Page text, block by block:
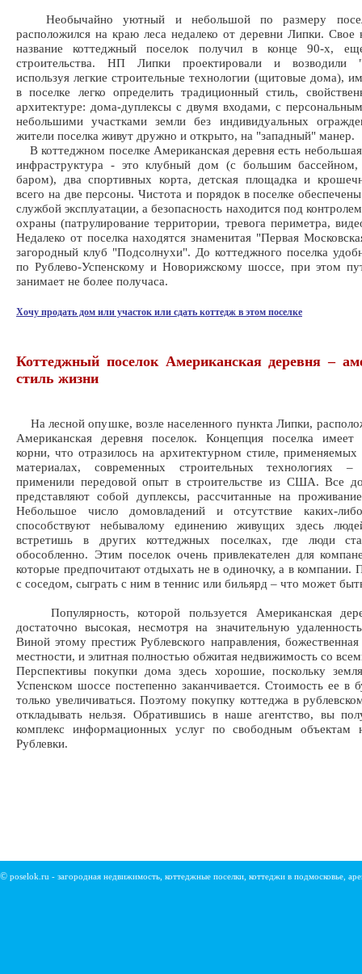
Необычайно уютный и небольшой по размеру
расположился на краю леса недалеко от деревни Липки. Свое
название коттеджный поселок получил в конце 90-х,
строительства. НП Липки проектировали и возводили
используя легкие строительные технологии (щитовые дома),
в поселке легко определить традиционный стиль,
архитектуре: дома-дуплексы с двумя входами, с
небольшими участками земли без индивидуальных
жители поселка живут дружно и открыто, на "западный" манер.
В коттеджном поселке Американская деревня есть
инфраструктура - это клубный дом (с большим
баром), два спортивных корта, детская площадка и
всего на две персоны. Чистота и порядок в поселке
службой эксплуатации, а безопасность находится под
охраны (патрулирование территории, тревога периметра,
Недалеко от поселка находятся знаменитая "Первая
загородный клуб "Подсолнухи". До коттеджного поселка
по Рублево-Успенскому и Новорижскому шоссе, при этом
занимает не более получаса.
Хочу продать дом или участок или сдать коттедж в этом поселке
Коттеджный поселок Американская деревня –
стиль жизни
На лесной опушке, возле населенного пункта Липки,
Американская деревня поселок. Концепция поселка имеет
корни, что отразилось на архитектурном стиле, применяемых
материалах, современных строительных технологиях –
применили передовой опыт в строительстве из США. Все
представляют собой дуплексы, рассчитанные на
Небольшое число домовладений и отсутствие каких-
способствуют небывалому единению живущих здесь
встретишь в других коттеджных поселках, где люди
обособленно. Этим поселок очень привлекателен для
которые предпочитают отдыхать не в одиночку, а в компании.
с соседом, сыграть с ним в теннис или бильярд – что может
Популярность, которой пользуется Американская
достаточно высокая, несмотря на значительную
Виной этому престиж Рублевского направления,
местности, и элитная полностью обжитая недвижимость со
Перспективы покупки дома здесь хорошие, поскольку
Успенском шоссе постепенно заканчивается. Стоимость ее в
только увеличиваться. Поэтому покупку коттеджа в
откладывать нельзя. Обратившись в наше агентство, вы
комплекс информационных услуг по свободным объектам
Рублевки.
© poselok.ru - загородная недвижимость, коттеджные поселки, коттеджи в подмосковье,